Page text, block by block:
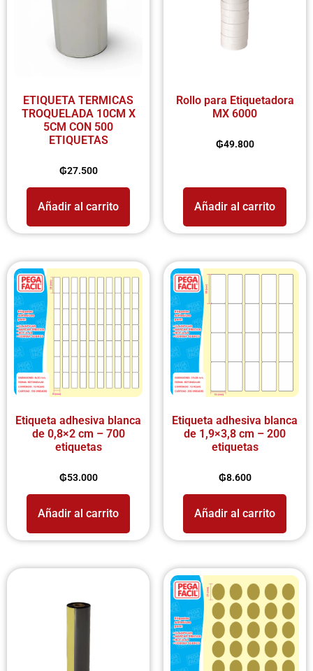
ETIQUETA TERMICAS
TROQUELADA 10CM X
5CM CON 500
ETIQUETAS
₲27.500
Añadir al carrito
Rollo para Etiquetadora
MX 6000
₲49.800
Añadir al carrito
Etiqueta adhesiva blanca
de 0,8×2 cm – 700
etiquetas
₲53.000
Añadir al carrito
Etiqueta adhesiva blanca
de 1,9×3,8 cm – 200
etiquetas
₲8.600
Añadir al carrito